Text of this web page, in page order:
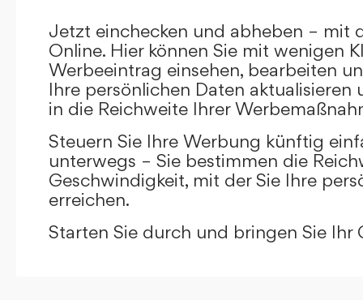
Jetzt einchecken und abheben – mit
Online. Hier können Sie mit wenigen
Werbeeintrag einsehen, bearbeiten
Ihre persönlichen Daten aktualisieren
in die Reichweite Ihrer
Steuern Sie Ihre Werbung künftig
unterwegs – Sie bestimmen die
Geschwindigkeit, mit der Sie Ihre
erreichen.
Starten Sie durch und bringen Sie Ihr